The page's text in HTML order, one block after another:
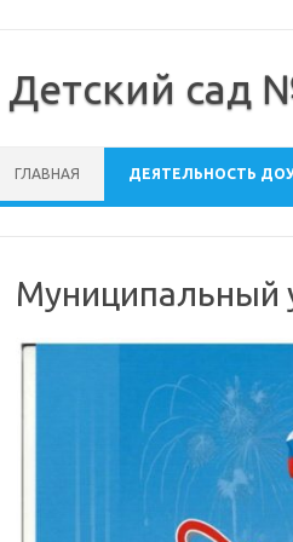
Детский сад
ГЛАВНАЯ ДЕЯТЕЛЬНОСТЬ
Муниципальный